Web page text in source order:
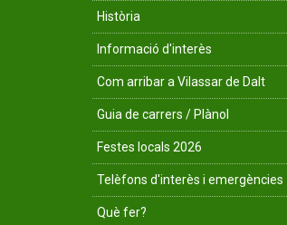
Història
Informació d'interès
Com arribar a Vilassar de Dalt
Guia de carrers / Plànol
Festes locals 2026
Telèfons d'interès i emergències
Què fer?